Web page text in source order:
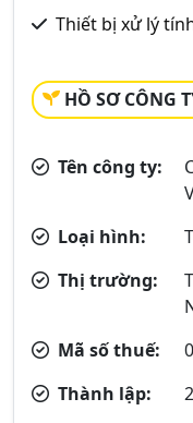
Thiết bị xử lý
HỒ SƠ CÔNG
Tên công ty:
Loại hình:
Thị trường:
Mã số thuế:
Thành lập: